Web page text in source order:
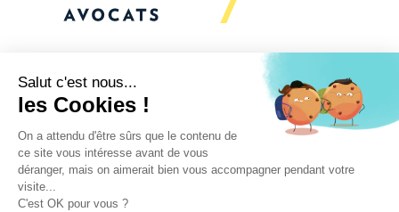
Vous souhaitez échanger
avec nous ?
Nous sommes
à votre écoute